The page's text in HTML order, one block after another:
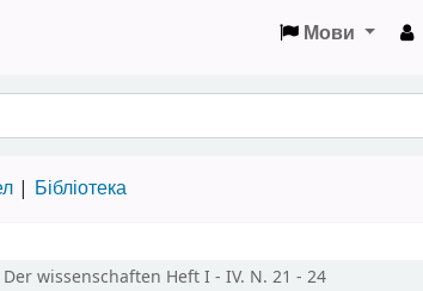
Мови
Бібліотека
wissenschaften Heft I - IV. N. 21 - 24